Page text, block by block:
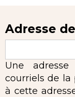
Adresse
Une
courriels de la
à cette